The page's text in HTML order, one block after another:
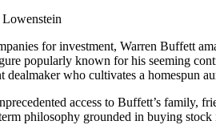
for investment, Warren Buffett
popularly known for his seeming
who cultivates a homespun
access to Buffett’s
philosophy grounded in buying